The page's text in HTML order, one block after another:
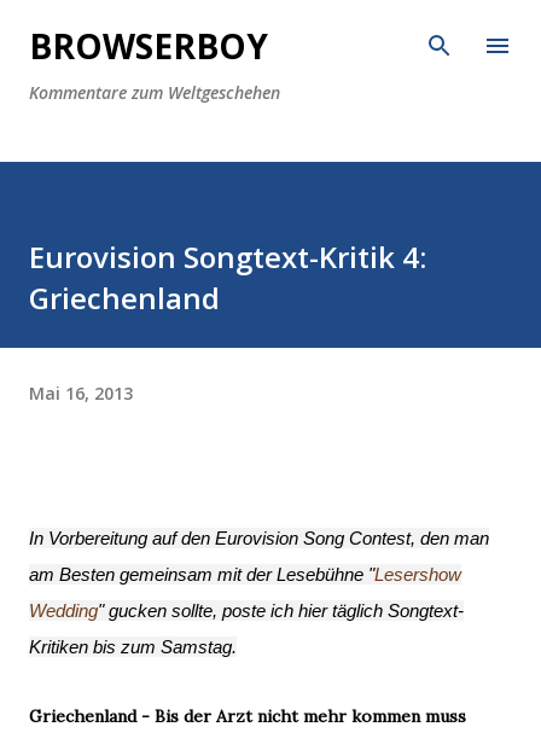
Direkt zum Hauptbereich
BROWSERBOY
Kommentare zum Weltgeschehen
Eurovision Songtext-Kritik 4:
Griechenland
Mai 16, 2013
In Vorbereitung auf den Eurovision Song Contest, den man
am Besten gemeinsam mit der Lesebühne "Lesershow
Wedding" gucken sollte, poste ich hier täglich Songtext-
Kritiken bis zum Samstag.
Griechenland - Bis der Arzt nicht mehr kommen muss